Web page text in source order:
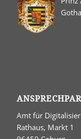
Gotha
Amt für
Rathaus, Markt 1